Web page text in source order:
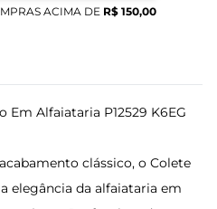
ACIMA DE R$ 150,00
Em Alfaiataria P12529 K6EG
clássico, o Colete
elegância da alfaiataria em